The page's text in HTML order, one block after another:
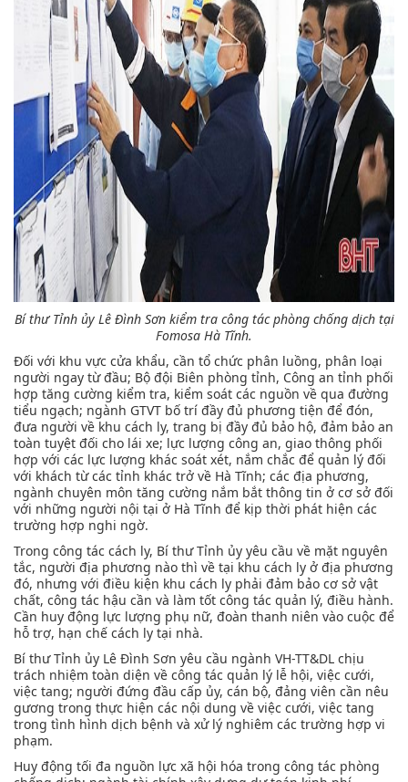
Bí thư Tỉnh ủy Lê Đình Sơn kiểm tra công tác phòng chống dịch tại
Fomosa Hà Tĩnh.
Đối với khu vực cửa khẩu, cần tổ chức phân luồng, phân loại
người ngay từ đầu; Bộ đội Biên phòng tỉnh, Công an tỉnh phối
hợp tăng cường kiểm tra, kiểm soát các nguồn về qua đường
tiểu ngạch; ngành GTVT bố trí đầy đủ phương tiện để đón,
đưa người về khu cách ly, trang bị đầy đủ bảo hộ, đảm bảo an
toàn tuyệt đối cho lái xe; lực lượng công an, giao thông phối
hợp với các lực lượng khác soát xét, nắm chắc để quản lý đối
với khách từ các tỉnh khác trở về Hà Tĩnh; các địa phương,
ngành chuyên môn tăng cường nắm bắt thông tin ở cơ sở đối
với những người nội tại ở Hà Tĩnh để kịp thời phát hiện các
trường hợp nghi ngờ.
Trong công tác cách ly, Bí thư Tỉnh ủy yêu cầu về mặt nguyên
tắc, người địa phương nào thì về tại khu cách ly ở địa phương
đó, nhưng với điều kiện khu cách ly phải đảm bảo cơ sở vật
chất, công tác hậu cần và làm tốt công tác quản lý, điều hành.
Cần huy động lực lượng phụ nữ, đoàn thanh niên vào cuộc để
hỗ trợ, hạn chế cách ly tại nhà.
Bí thư Tỉnh ủy Lê Đình Sơn yêu cầu ngành VH-TT&DL chịu
trách nhiệm toàn diện về công tác quản lý lễ hội, việc cưới,
việc tang; người đứng đầu cấp ủy, cán bộ, đảng viên cần nêu
gương trong thực hiện các nội dung về việc cưới, việc tang
trong tình hình dịch bệnh và xử lý nghiêm các trường hợp vi
phạm.
Huy động tối đa nguồn lực xã hội hóa trong công tác phòng